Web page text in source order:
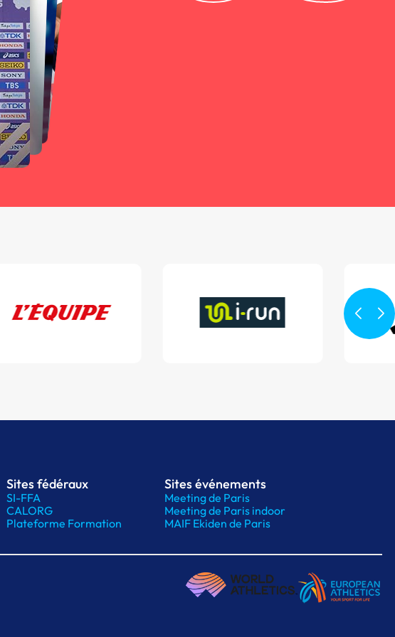
Sites fédéraux
SI-FFA
CALORG
Plateforme Formation
Sites événements
Meeting de Paris
Meeting de Paris indoor
MAIF Ekiden de Paris